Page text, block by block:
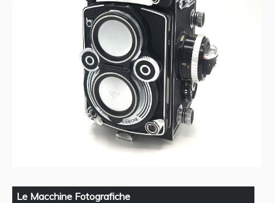
Le Macchine Fotografiche